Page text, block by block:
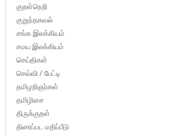
குறள்நெறி
குறுந்தகவல்
சங்க இலக்கியம்
சமய இலக்கியம்
செய்திகள்
செவ்வி / பேட்டி
தமிழறிஞர்கள்
தமிழிசை
திருக்குறள்
திரைப்பட மதிப்பீடு